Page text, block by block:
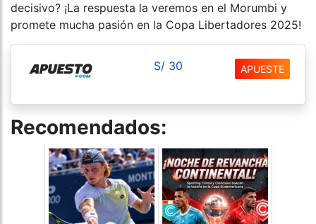
decisivo? ¡La respuesta la veremos en el Morumbi y
promete mucha pasión en la Copa Libertadores 2025!
S/ 30 APUESTE
Recomendados: